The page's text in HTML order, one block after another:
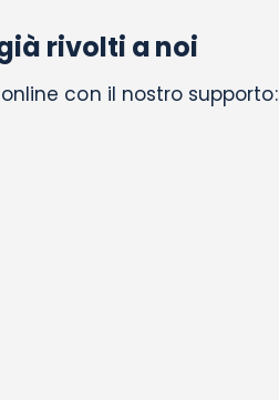
rivolti a noi
con il nostro supporto: